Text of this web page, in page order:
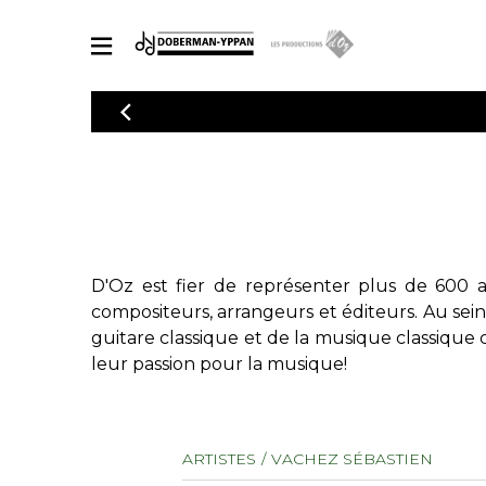
CATALOGUE
PARTITIONS POUR GUITARE
PARTITIONS POUR AUTRES INSTRUMENTS
arrangements de qualité.
3
4
5
D'Oz est fier de représenter plus de 600
compositeurs, arrangeurs et éditeurs. Au
guitare classique et de la musique
leur passion pour la musique!
ARTISTES VACHEZ SÉBASTIEN